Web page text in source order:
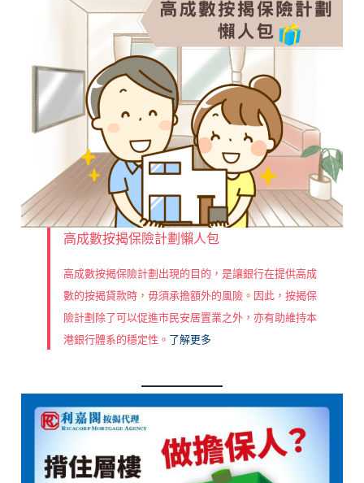
高成數按揭保險計劃懶人包
高成數按揭保險計劃出現的目的，是讓銀行在提供高成
數的按揭貸款時，毋須承擔額外的風險。因此，按揭保
險計劃除了可以促進市民安居置業之外，亦有助維持本
港銀行體系的穩定性。 了解更多